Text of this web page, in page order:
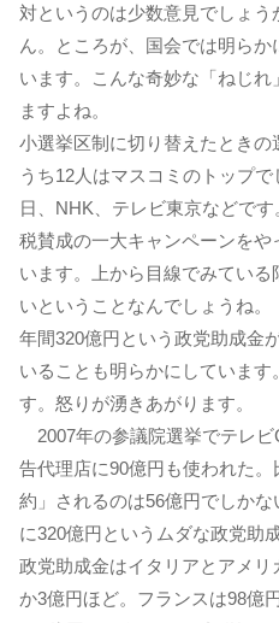
対というのは少数意見でしょ
ん。ところが、国会では明ら
います。こんな奇妙な「ねじ
ますよね。
小選挙区制に切り替えたとき
うち12人はマスコミのトップ
日、NHK、テレビ東京などで
税賛成の一大キャンペーンを
います。上から目線でみてい
いということなんでしょうね。
年間320億円という政党助成金
いることも明らかにしていま
す。怒りが湧きあがります。
2007年の参議院選挙でテレ
告代理店に90億円も使われた
約」されるのは56億円でしか
に320億円というムダな政党助
政党助成金はイタリアとアメ
か3億円ほど。フランスは98億